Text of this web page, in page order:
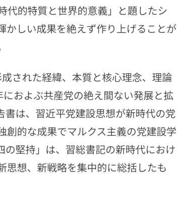
代的特質と世界的意義」と題したシ
かしい成果を絶えず作り上げることが
された経緯、本質と核心理念、理論
およぶ共産党の絶え間ない発展と拡
は、習近平党建設思想が新時代の党
的な成果でマルクス主義の党建設学
堅持」は、習総書記の新時代におけ
思想、新戦略を集中的に総括したも